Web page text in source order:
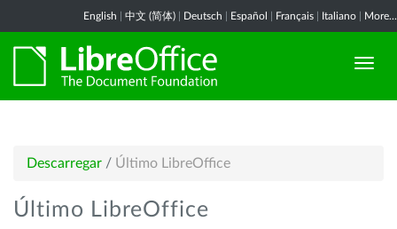
English 中文 (简体) Deutsch Español Français Italiano More...
Descarregar / Último LibreOffice
Último LibreOffice